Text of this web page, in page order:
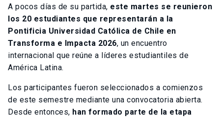
A pocos días de su partida, este martes se reunieron
los 20 estudiantes que representarán a la
Pontificia Universidad Católica de Chile en
Transforma e Impacta 2026, un encuentro
internacional que reúne a líderes estudiantiles de
América Latina.
Los participantes fueron seleccionados a comienzos
de este semestre mediante una convocatoria abierta.
Desde entonces, han formado parte de la etapa